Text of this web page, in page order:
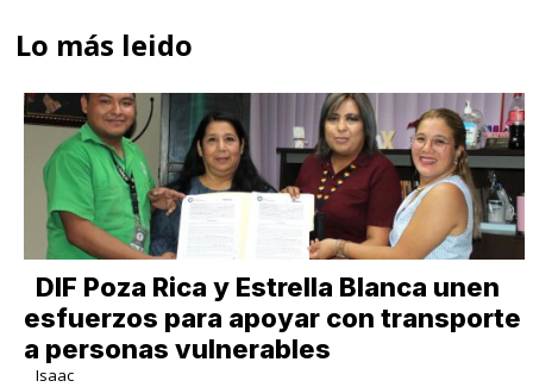
Lo más leido
DIF Poza Rica y Estrella Blanca unen
esfuerzos para apoyar con transporte
a personas vulnerables
Isaac